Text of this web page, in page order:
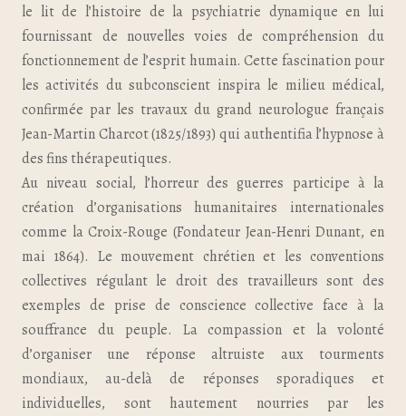
le lit de l’histoire de la psychiatrie dynamique en lui
fournissant de nouvelles voies de compréhension du
fonctionnement de l’esprit humain. Cette fascination pour
les activités du subconscient inspira le milieu médical,
confirmée par les travaux du grand neurologue français
Jean-Martin Charcot (1825/1893) qui authentifia l’hypnose à
des fins thérapeutiques.
Au niveau social, l’horreur des guerres participe à la
création d’organisations humanitaires internationales
comme la Croix-Rouge (Fondateur Jean-Henri Dunant, en
mai 1864). Le mouvement chrétien et les conventions
collectives régulant le droit des travailleurs sont des
exemples de prise de conscience collective face à la
souffrance du peuple. La compassion et la volonté
d’organiser une réponse altruiste aux tourments
mondiaux, au-delà de réponses sporadiques et
individuelles, sont hautement nourries par les